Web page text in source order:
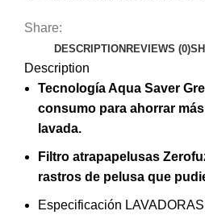
Share:
DESCRIPTION REVIEWS (0)
Description
Tecnología Aqua Saver
consumo para ahorrar
lavada.
Filtro atrapapelusas
rastros de pelusa que
Especificación LAVADORAS